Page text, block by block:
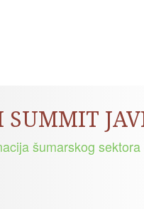
šumarskog